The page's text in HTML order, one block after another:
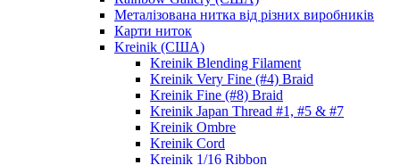
Металізована нитка від різних виробників
Карти ниток
Kreinik (США)
Kreinik Blending Filament
Kreinik Very Fine (#4) Braid
Kreinik Fine (#8) Braid
Kreinik Japan Thread #1, #5 & #7
Kreinik Ombre
Kreinik Cord
Kreinik 1/16 Ribbon